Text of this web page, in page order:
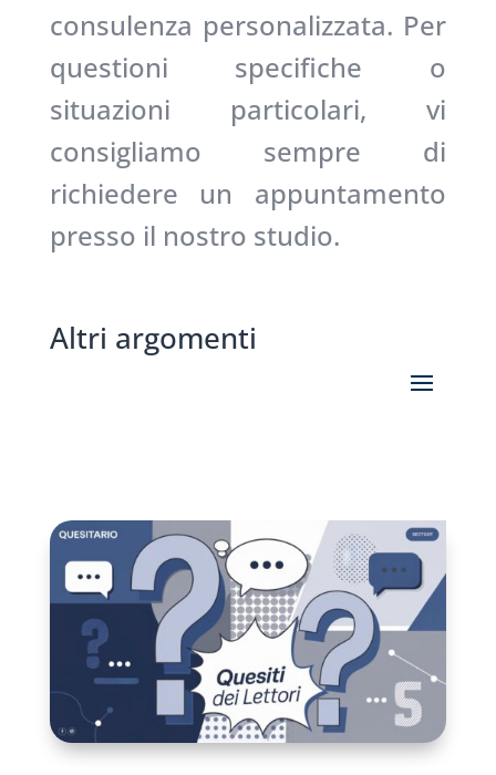
consulenza personalizzata. Per
questioni specifiche o
situazioni particolari, vi
consigliamo sempre di
richiedere un appuntamento
presso il nostro studio.
Altri argomenti